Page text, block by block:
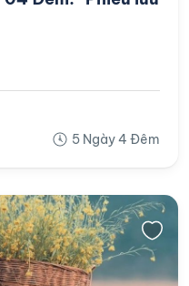
5 Ngày 4 Đêm